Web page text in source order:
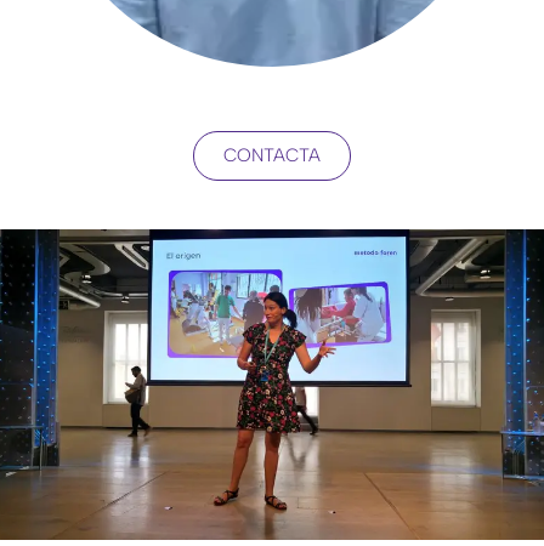
CONTACTA